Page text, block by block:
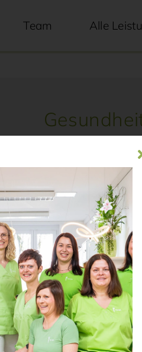
Team Alle
Geben Sie etwas
dann laugt die